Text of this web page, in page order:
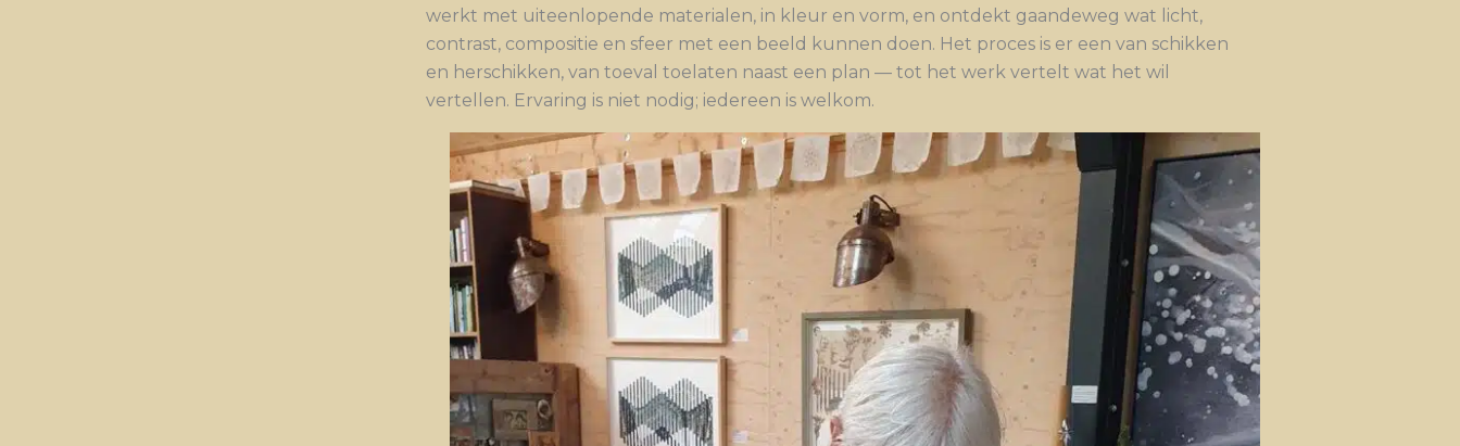
werkt met uiteenlopende materialen, in kleur en vorm, en ontdekt gaandeweg wat licht,
contrast, compositie en sfeer met een beeld kunnen doen. Het proces is er een van schikken
en herschikken, van toeval toelaten naast een plan — tot het werk vertelt wat het wil
vertellen. Ervaring is niet nodig; iedereen is welkom.